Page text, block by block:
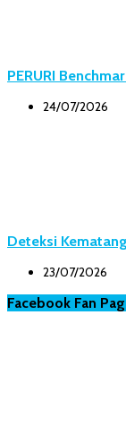
PERURI
24/07/2026
Deteksi
23/07/2026
Facebook Fan